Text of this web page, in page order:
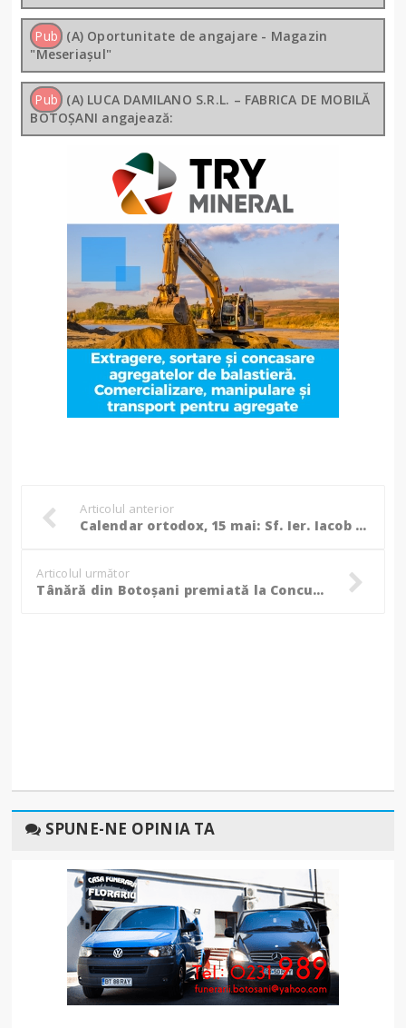
Pub (A) Oportunitate de angajare - Magazin
"Meseriașul"
Pub (A) LUCA DAMILANO S.R.L. – FABRICA DE MOBILĂ
BOTOȘANI angajează:
Articolul anterior
Calendar ortodox, 15 mai: Sf. Ier. Iacob Putneanul, Mitropolitul Moldovei; Sf. Cuv. Pahomie cel Mare
Articolul următor
Tânără din Botoșani premiată la Concursul de Poezie Religioasă Tânără „Light of Life”
SPUNE-NE OPINIA TA